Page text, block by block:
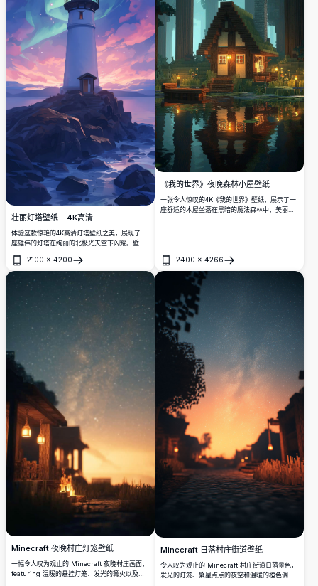
壮丽灯塔壁纸 - 4K高清
体验这款惊艳的4K高清灯塔壁纸之美，展现了一
座雄伟的灯塔在绚丽的北极光天空下闪耀。壁纸
彩的日落，呈现出高品质的画面，非常适合用作
桌面或手机屏幕背景。适合热爱自然和追求令人
叹为观止的高清壁纸来提升设备体验的用户。今
天就下载这款优质超高清壁纸，享受沉浸式视觉
体验！
2100 × 4200
打开
《我的世界》夜晚森林小屋壁纸
一张令人惊叹的4K《我的世界》壁纸，展示了一
座舒适的木屋坐落在黑暗的魔法森林中，美丽地
2400 × 4266
打开
Minecraft 夜晚村庄灯笼壁纸
一幅令人叹为观止的 Minecraft 夜晚村庄画面，
featuring 温暖的悬挂灯笼、发光的篝火以及壮
Minecraft 日落村庄街道壁纸
令人叹为观止的 Minecraft 村庄街道日落景色，
发光的灯笼、繁星点点的夜空和温暖的橙色调交